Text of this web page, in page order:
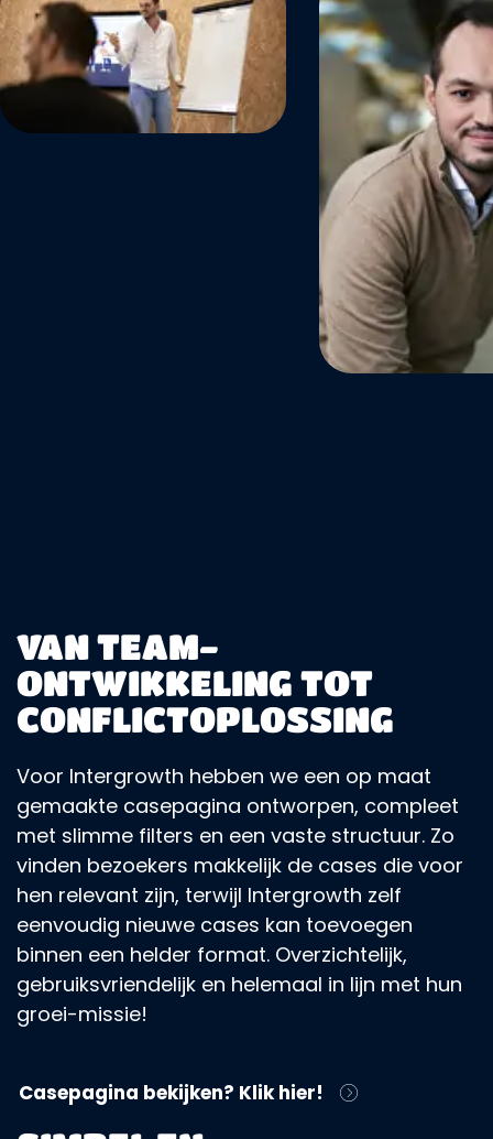
VAN TEAM-
ONTWIKKELING TOT
CONFLICTOPLOSSING
Voor Intergrowth hebben we een op maat
gemaakte casepagina ontworpen, compleet
met slimme filters en een vaste structuur. Zo
vinden bezoekers makkelijk de cases die voor
hen relevant zijn, terwijl Intergrowth zelf
eenvoudig nieuwe cases kan toevoegen
binnen een helder format. Overzichtelijk,
gebruiksvriendelijk en helemaal in lijn met hun
groei-missie!
Casepagina bekijken? Klik hier!